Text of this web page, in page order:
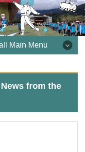
Main Menu
from the